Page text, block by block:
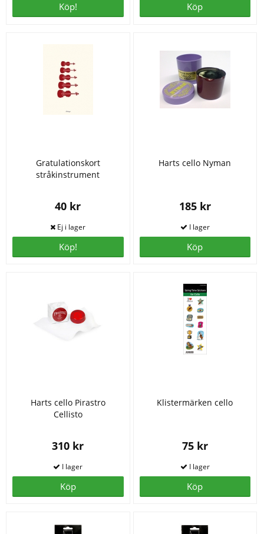
Köp! Köp
Gratulationskort
stråkinstrument
40 kr
Köp!
Harts cello Nyman
185 kr
Köp
Harts cello Pirastro
Cellisto
310 kr
Köp
Klistermärken cello
75 kr
Köp